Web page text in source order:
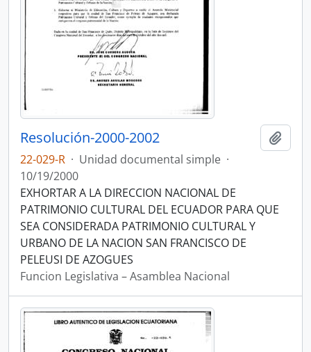
Resolución-2000-2002
22-029-R · Unidad documental simple ·
10/19/2000
EXHORTAR A LA DIRECCION NACIONAL DE
PATRIMONIO CULTURAL DEL ECUADOR PARA QUE
SEA CONSIDERADA PATRIMONIO CULTURAL Y
URBANO DE LA NACION SAN FRANCISCO DE
PELEUSI DE AZOGUES
Funcion Legislativa – Asamblea Nacional